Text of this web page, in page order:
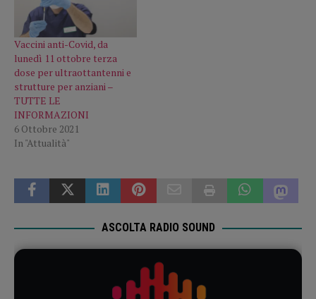
Vaccini anti-Covid, da
lunedì 11 ottobre terza
dose per ultraottantenni e
strutture per anziani –
TUTTE LE
INFORMAZIONI
6 Ottobre 2021
In "Attualità"
ASCOLTA RADIO SOUND